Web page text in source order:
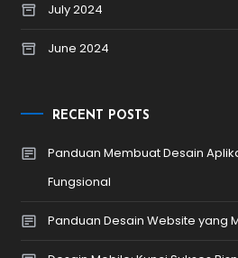
July 2024
June 2024
RECENT POSTS
Panduan Membuat Desain
Fungsional
Panduan Desain Website yang